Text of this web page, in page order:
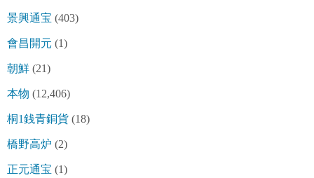
景興通宝 (403)
會昌開元 (1)
朝鮮 (21)
本物 (12,406)
桐1銭青銅貨 (18)
橋野高炉 (2)
正元通宝 (1)